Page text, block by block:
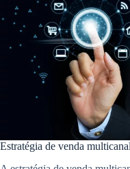
Estratégia de venda